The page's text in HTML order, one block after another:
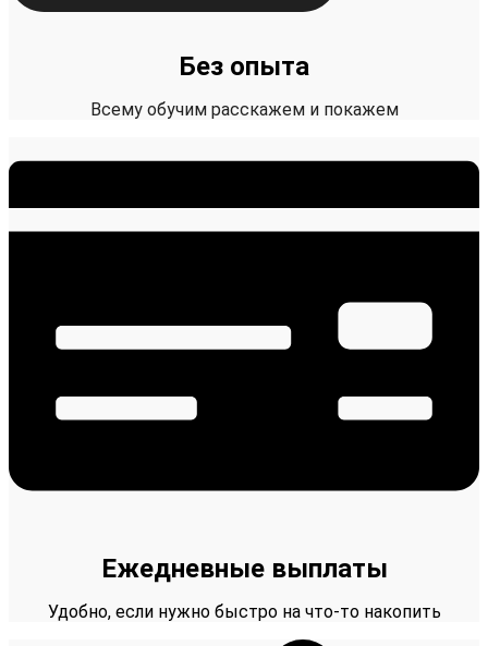
Без опыта
Всему обучим расскажем и покажем
Ежедневные выплаты
Удобно, если нужно быстро на что-то накопить